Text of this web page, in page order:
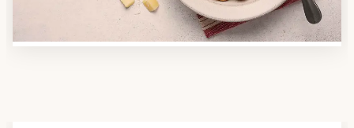
Essen auf Rädern-Kosten.